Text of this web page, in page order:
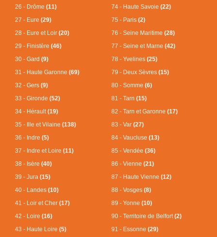
26 - Drôme(11)
27 - Eure(29)
28 - Eure et Loir(20)
29 - Finistère(46)
30 - Gard(9)
31 - Haute Garonne(69)
32 - Gers(9)
33 - Gironde(52)
34 - Hérault(19)
35 - Ille et Vilaine(138)
36 - Indre(5)
37 - Indre et Loire(11)
38 - Isère(40)
39 - Jura(15)
40 - Landes(10)
41 - Loir et Cher(17)
42 - Loire(16)
43 - Haute Loire(5)
74 - Haute Savoie (22)
75 - Paris (2)
76 - Seine Maritime (28)
77 - Seine et Marne (42)
78 - Yvelines (25)
79 - Deux Sèvres (15)
80 - Somme (6)
81 - Tarn (15)
82 - Tarn et Garonne (17)
83 - Var (27)
84 - Vaucluse (13)
85 - Vendée (36)
86 - Vienne (21)
87 - Haute Vienne (12)
88 - Vosges (8)
89 - Yonne (10)
90 - Territoire de Belfort (2)
91 - Essonne (29)